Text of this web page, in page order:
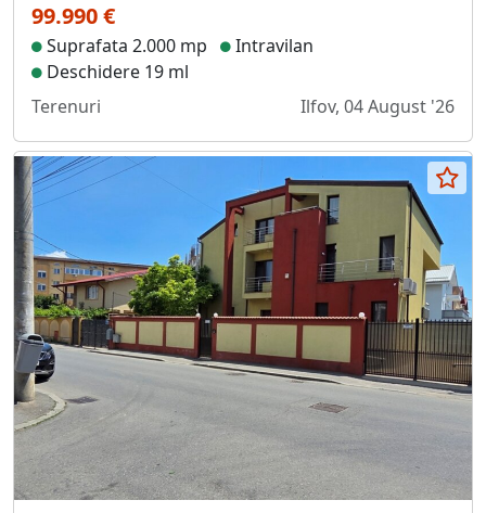
99.990 €
Suprafata 2.000 mp
Intravilan
Deschidere 19 ml
Terenuri
Ilfov, 04 August '26